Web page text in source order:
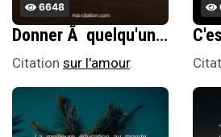
6648
Donner Ã quelqu'un une partie de ton coeur vaut mieux que toutes les richesses du monde.
Citation sur l'amour.